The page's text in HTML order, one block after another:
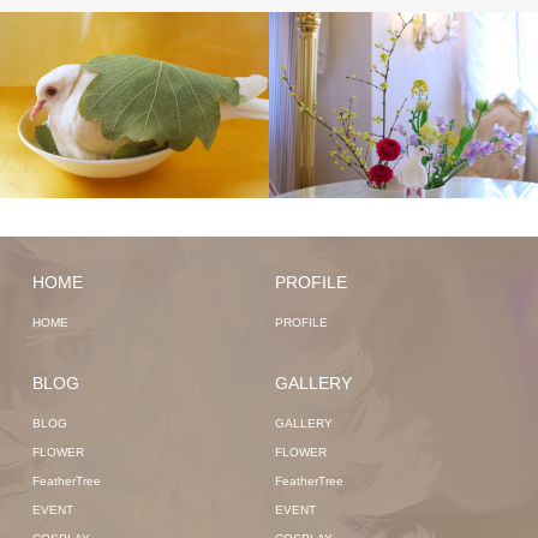
HOME
HOME
PROFILE
PROFILE
BLOG
BLOG
FLOWER
FeatherTree
EVENT
GALLERY
GALLERY
FLOWER
FeatherTree
EVENT